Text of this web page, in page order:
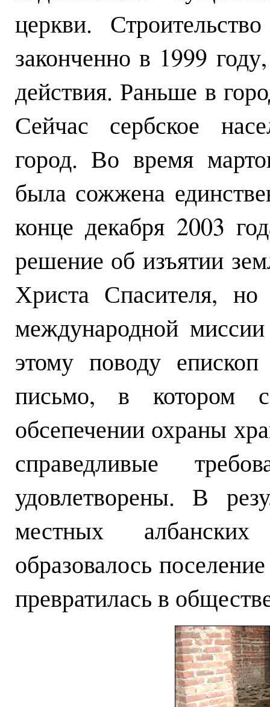
церкви.
законченно в 1999
действия. Раньше в
Сейчас сербское
город. Во время
была сожжена
конце декабря 2003
решение об изъятии
Христа Спасителя,
международной
этому поводу
письмо, в котором
обсепечении охраны
справедливые
удовлетворены. В
местных
образовалось
превратилась в